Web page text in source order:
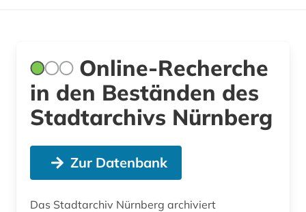
Online-Recherche
in den Beständen des
Stadtarchivs Nürnberg
Zur Datenbank
Das Stadtarchiv Nürnberg archiviert